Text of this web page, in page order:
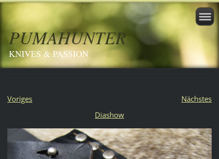
PUMAHUNTER
KNIVES & PASSION
Voriges
Nächstes
Diashow